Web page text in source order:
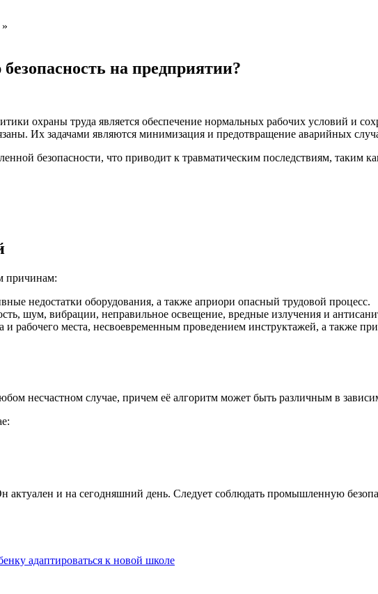
»
на предприятии?
охраны труда является обеспечение нормальных рабочих условий и
Их задачами являются минимизация и предотвращение аварийных
безопасности, что приводит к травматическим последствиям, таким
причинам:
недостатки оборудования, а также априори опасный трудовой процесс.
шум, вибрации, неправильное освещение, вредные излучения и
рабочего места, несвоевременным проведением инструктажей, а также
несчастном случае, причем её алгоритм может быть различным в
актуален и на сегодняшний день. Следует соблюдать промышленную
адаптироваться к новой школе